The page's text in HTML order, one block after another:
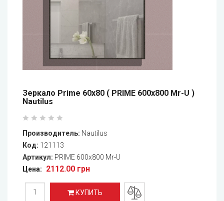
Зеркало Prime 60х80 ( PRIME 600х800 Mr-U )
Nautilus
Производитель: Nautilus
Код: 121113
Артикул: PRIME 600х800 Mr-U
Цена:
2112.00 грн
КУПИТЬ